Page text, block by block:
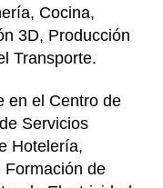
Cocina,
3D, Producción
Transporte.
en el Centro de
Servicios
Hotelería,
Formación de